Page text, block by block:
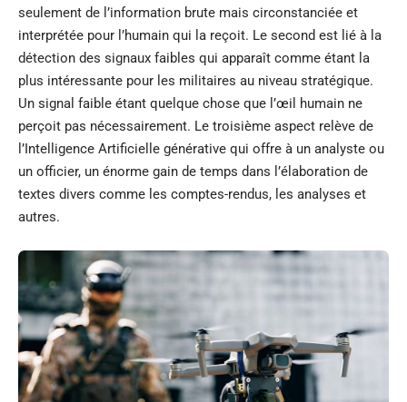
seulement de l’information brute mais circonstanciée et
interprétée pour l’humain qui la reçoit. Le second est lié à la
détection des signaux faibles qui apparaît comme étant la
plus intéressante pour les militaires au niveau stratégique.
Un signal faible étant quelque chose que l’œil humain ne
perçoit pas nécessairement. Le troisième aspect relève de
l’Intelligence Artificielle générative qui offre à un analyste ou
un officier, un énorme gain de temps dans l’élaboration de
textes divers comme les comptes-rendus, les analyses et
autres.